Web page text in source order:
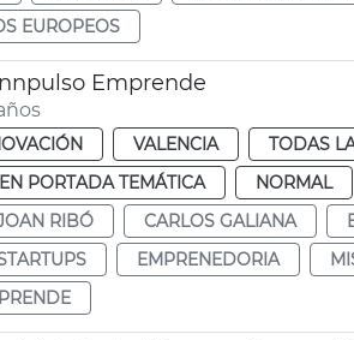
EUROPEOS
Emprende
VALENCIA TODAS
EN PORTADA TEMÁTICA NORMAL
RIBÓ CARLOS GALIANA
EMPRENEDORIA